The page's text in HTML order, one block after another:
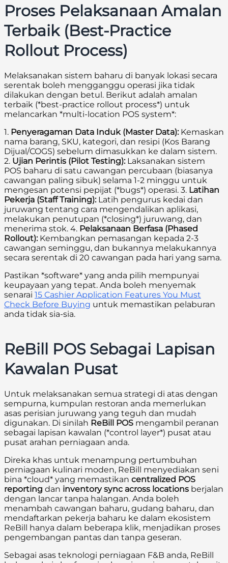
Proses Pelaksanaan Amalan
Terbaik (Best-Practice
Rollout Process)
Melaksanakan sistem baharu di banyak lokasi secara
serentak boleh mengganggu operasi jika tidak
dilakukan dengan betul. Berikut adalah amalan
terbaik (*best-practice rollout process*) untuk
melancarkan *multi-location POS system*:
1. Penyeragaman Data Induk (Master Data):Kemaskan
nama barang, SKU, kategori, dan resipi (Kos Barang
Dijual/COGS) sebelum dimasukkan ke dalam sistem.
2. Ujian Perintis (Pilot Testing):Laksanakan sistem
POS baharu di satu cawangan percubaan (biasanya
cawangan paling sibuk) selama 1-2 minggu untuk
mengesan potensi pepijat (*bugs*) operasi. 3. Latihan
Pekerja (Staff Training):Latih pengurus kedai dan
juruwang tentang cara mengendalikan aplikasi,
melakukan penutupan (*closing*) juruwang, dan
menerima stok. 4. Pelaksanaan Berfasa (Phased
Rollout):Kembangkan pemasangan kepada 2-3
cawangan seminggu, dan bukannya melakukannya
secara serentak di 20 cawangan pada hari yang sama.
Pastikan *software* yang anda pilih mempunyai
keupayaan yang tepat. Anda boleh menyemak
senarai 15 Cashier Application Features You Must
Check Before Buying untuk memastikan pelaburan
anda tidak sia-sia.
ReBill POS Sebagai Lapisan
Kawalan Pusat
Untuk melaksanakan semua strategi di atas dengan
sempurna, kumpulan restoran anda memerlukan
asas perisian juruwang yang teguh dan mudah
digunakan. Di sinilah ReBill POS mengambil peranan
sebagai lapisan kawalan (*control layer*) pusat atau
pusat arahan perniagaan anda.
Direka khas untuk menampung pertumbuhan
perniagaan kulinari moden, ReBill menyediakan seni
bina *cloud* yang memastikan centralized POS
reporting dan inventory sync across locations berjalan
dengan lancar tanpa halangan. Anda boleh
menambah cawangan baharu, gudang baharu, dan
mendaftarkan pekerja baharu ke dalam ekosistem
ReBill hanya dalam beberapa klik, menjadikan proses
pengembangan pantas dan tanpa geseran.
Sebagai asas teknologi perniagaan F&B anda, ReBill